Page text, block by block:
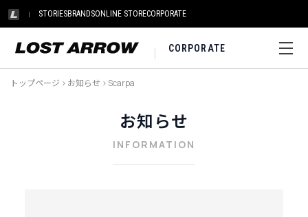
STORIESBRANDSONLINE STORECORPORATE
CORPORATE
トップページ > お知らせ > Scarpa
お知らせ
INFORMATION